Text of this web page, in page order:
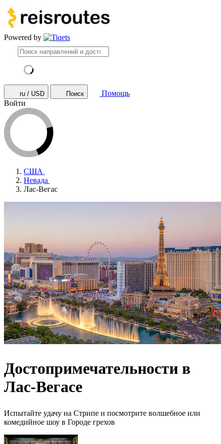
Powered by
ru / USD Поиск
Помощь
Войти
США
Невада
Лас-Вегас
Достопримечательности в
Лас-Вегасе
Испытайте удачу на Стрипе и посмотрите волшебное или
комедийное шоу в Городе грехов